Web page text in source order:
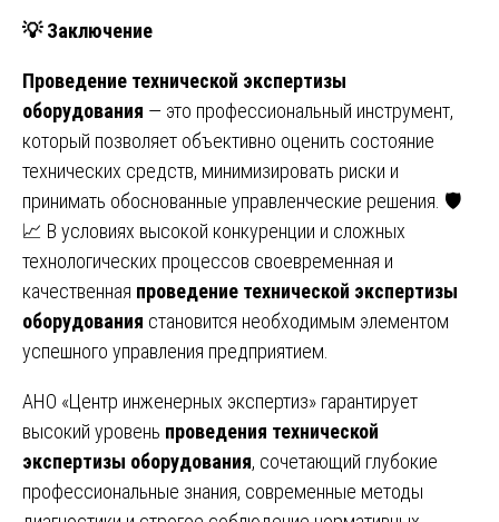
💡Заключение
Проведение технической экспертизы
оборудования — это профессиональный инструмент,
который позволяет объективно оценить состояние
технических средств, минимизировать риски и
принимать обоснованные управленческие решения. 🛡️
📈 В условиях высокой конкуренции и сложных
технологических процессов своевременная и
качественная проведение технической экспертизы
оборудования становится необходимым элементом
успешного управления предприятием.
АНО «Центр инженерных экспертиз» гарантирует
высокий уровень проведения технической
экспертизы оборудования, сочетающий глубокие
профессиональные знания, современные методы